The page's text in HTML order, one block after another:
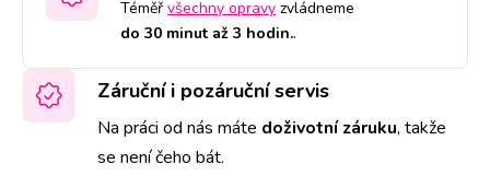
Téměř všechny opravy zvládneme
do 30 minut až 3 hodin..
Záruční i pozáruční servis
Na práci od nás máte doživotní záruku, takže
se není čeho bát.